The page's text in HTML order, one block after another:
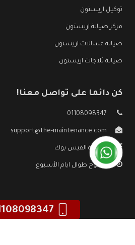
توكيل اريستون
مركز صيانة اريستون
صيانة غسالات اريستون
صيانة ثلاجات اريستون
كن دائما على تواصل معنا!
01108098347
support@the-maintenance.com
صفحة الفيس بوك
مفتوح طوال ايام الأسبوع